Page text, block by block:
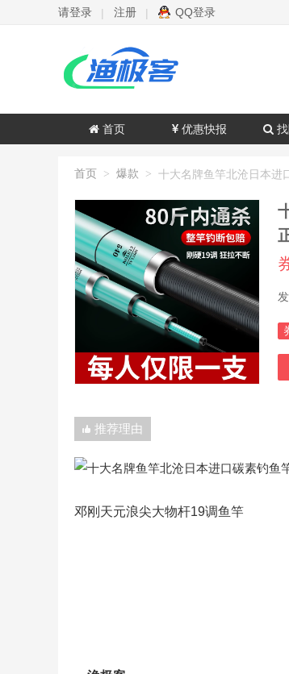
请登录 | 注册 | QQ登录
首页 优惠快报
首页 > 爆款 >
推荐理由
邓刚天元浪尖大物杆19调鱼竿